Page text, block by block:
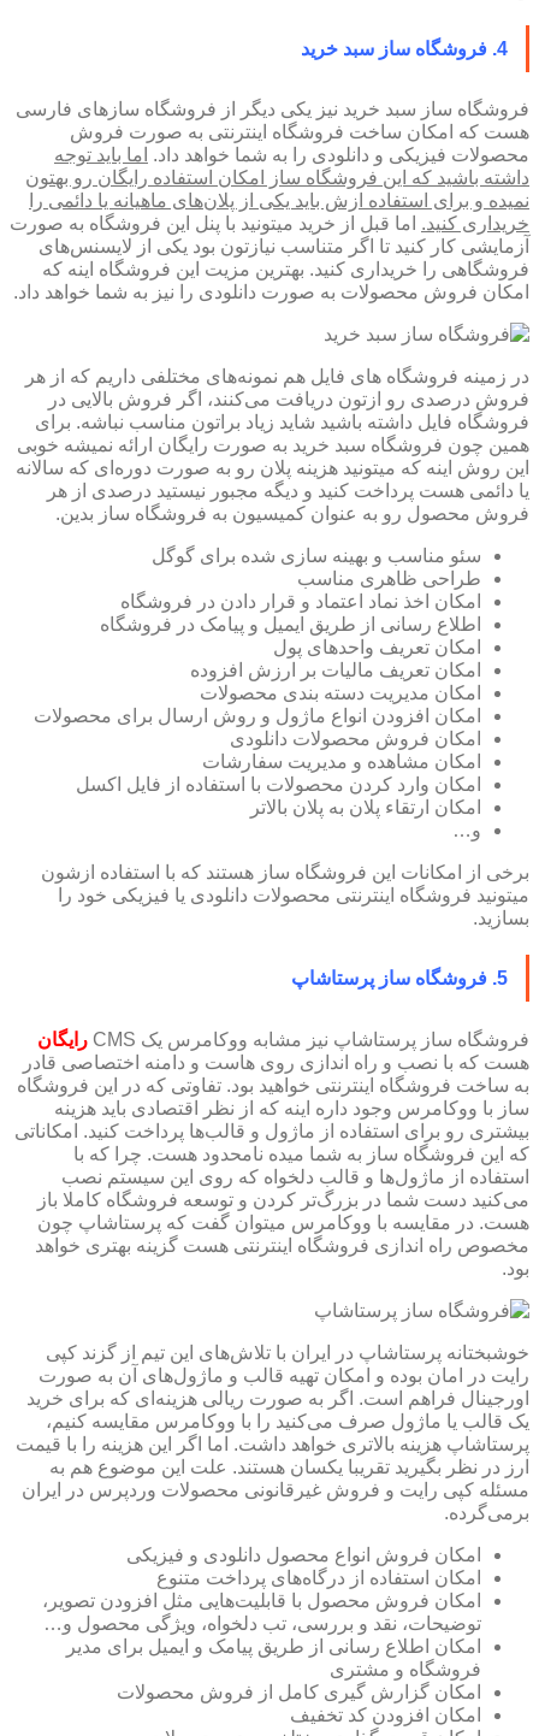
4. فروشگاه ساز سبد خرید
فروشگاه ساز سبد خرید نیز یکی دیگر از فروشگاه سازهای فارسی
هست که امکان ساخت فروشگاه اینترنتی به صورت فروش
محصولات فیزیکی و دانلودی را به شما خواهد داد. اما باید توجه
داشته باشید که این فروشگاه ساز امکان استفاده رایگان رو بهتون
نمیده و برای استفاده ازش باید یکی از پلان‌های ماهیانه یا دائمی را
خریداری کنید. اما قبل از خرید میتونید با پنل این فروشگاه به صورت
آزمایشی کار کنید تا اگر متناسب نیازتون بود یکی از لایسنس‌های
فروشگاهی را خریداری کنید. بهترین مزیت این فروشگاه اینه که
امکان فروش محصولات به صورت دانلودی را نیز به شما خواهد داد.
در زمینه فروشگاه های فایل هم نمونه‌های مختلفی داریم که از هر
فروش درصدی رو ازتون دریافت می‌کنند، اگر فروش بالایی در
فروشگاه فایل داشته باشید شاید زیاد براتون مناسب نباشه. برای
همین چون فروشگاه سبد خرید به صورت رایگان ارائه نمیشه خوبی
این روش اینه که میتونید هزینه پلان رو به صورت دوره‌ای که سالانه
یا دائمی هست پرداخت کنید و دیگه مجبور نیستید درصدی از هر
فروش محصول رو به عنوان کمیسیون به فروشگاه ساز بدین.
سئو مناسب و بهینه سازی شده برای گوگل
طراحی ظاهری مناسب
امکان اخذ نماد اعتماد و قرار دادن در فروشگاه
اطلاع رسانی از طریق ایمیل و پیامک در فروشگاه
امکان تعریف واحدهای پول
امکان تعریف مالیات بر ارزش افزوده
امکان مدیریت دسته بندی محصولات
امکان افزودن انواع ماژول و روش ارسال برای محصولات
امکان فروش محصولات دانلودی
امکان مشاهده و مدیریت سفارشات
امکان وارد کردن محصولات با استفاده از فایل اکسل
امکان ارتقاء پلان به پلان بالاتر
و…
برخی از امکانات این فروشگاه ساز هستند که با استفاده ازشون
میتونید فروشگاه اینترنتی محصولات دانلودی یا فیزیکی خود را
بسازید.
5. فروشگاه ساز پرستاشاپ
فروشگاه ساز پرستاشاپ نیز مشابه ووکامرس یک CMS
رایگان
هست که با نصب و راه اندازی روی هاست و دامنه اختصاصی قادر
به ساخت فروشگاه اینترنتی خواهید بود. تفاوتی که در این فروشگاه
ساز با ووکامرس وجود داره اینه که از نظر اقتصادی باید هزینه
بیشتری رو برای استفاده از ماژول و قالب‌ها پرداخت کنید. امکاناتی
که این فروشگاه ساز به شما میده نامحدود هست. چرا که با
استفاده از ماژول‌ها و قالب دلخواه که روی این سیستم نصب
می‌کنید دست شما در بزرگ‌تر کردن و توسعه فروشگاه کاملا باز
هست. در مقایسه با ووکامرس میتوان گفت که پرستاشاپ چون
مخصوص راه اندازی فروشگاه اینترنتی هست گزینه بهتری خواهد
بود.
خوشبختانه پرستاشاپ در ایران با تلاش‌های این تیم از گزند کپی
رایت در امان بوده و امکان تهیه قالب و ماژول‌های آن به صورت
اورجینال فراهم است. اگر به صورت ریالی هزینه‌ای که برای خرید
یک قالب یا ماژول صرف می‌کنید را با ووکامرس مقایسه کنیم،
پرستاشاپ هزینه بالاتری خواهد داشت. اما اگر این هزینه را با قیمت
ارز در نظر بگیرید تقریبا یکسان هستند. علت این موضوع هم به
مسئله کپی رایت و فروش غیرقانونی محصولات وردپرس در ایران
برمی‌گرده.
امکان فروش انواع محصول دانلودی و فیزیکی
امکان استفاده از درگاه‌های پرداخت متنوع
امکان فروش محصول با قابلیت‌هایی مثل افزودن تصویر،
توضیحات، نقد و بررسی، تب دلخواه، ویژگی محصول و…
امکان اطلاع رسانی از طریق پیامک و ایمیل برای مدیر
فروشگاه و مشتری
امکان گزارش گیری کامل از فروش محصولات
امکان افزودن کد تخفیف